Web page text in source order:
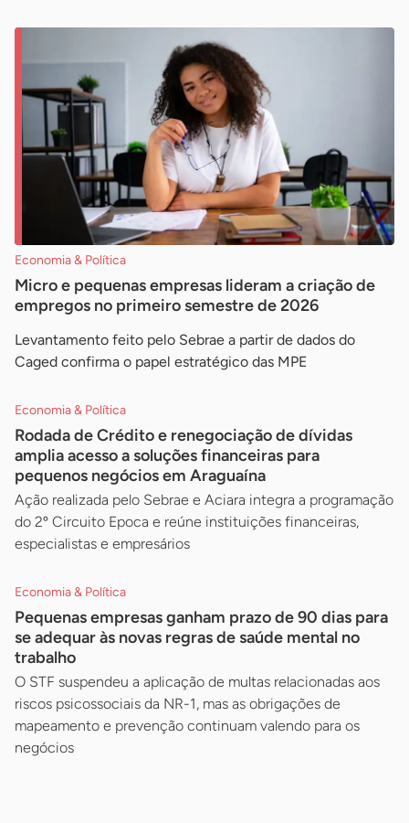
Economia & Política
Micro e pequenas empresas lideram a criação de
empregos no primeiro semestre de 2026
Levantamento feito pelo Sebrae a partir de dados do
Caged confirma o papel estratégico das MPE
Economia & Política
Rodada de Crédito e renegociação de dívidas
amplia acesso a soluções financeiras para
pequenos negócios em Araguaína
Ação realizada pelo Sebrae e Aciara integra a programação
do 2º Circuito Epoca e reúne instituições financeiras,
especialistas e empresários
Economia & Política
Pequenas empresas ganham prazo de 90 dias para
se adequar às novas regras de saúde mental no
trabalho
O STF suspendeu a aplicação de multas relacionadas aos
riscos psicossociais da NR-1, mas as obrigações de
mapeamento e prevenção continuam valendo para os
negócios